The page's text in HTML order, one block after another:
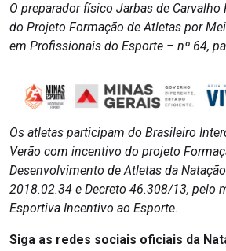
O preparador físico Jarbas de Carvalho
do Projeto Formação de Atletas por
em Profissionais do Esporte – nº 64,
Os atletas participam do Brasileiro
Verão com incentivo do projeto
Desenvolvimento de Atletas da
2018.02.34 e Decreto 46.308/13, pelo
Esportiva Incentivo ao Esporte.
Siga as redes sociais oficiais da